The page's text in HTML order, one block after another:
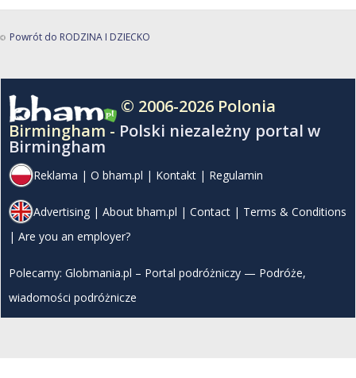
Powrót do RODZINA I DZIECKO
© 2006-2026 Polonia
Birmingham - Polski niezależny portal w
Birmingham
Reklama | O bham.pl | Kontakt | Regulamin
Advertising | About bham.pl | Contact | Terms & Conditions
| Are you an employer?
Polecamy: Globmania.pl – Portal podróżniczy — Podróże,
wiadomości podróżnicze